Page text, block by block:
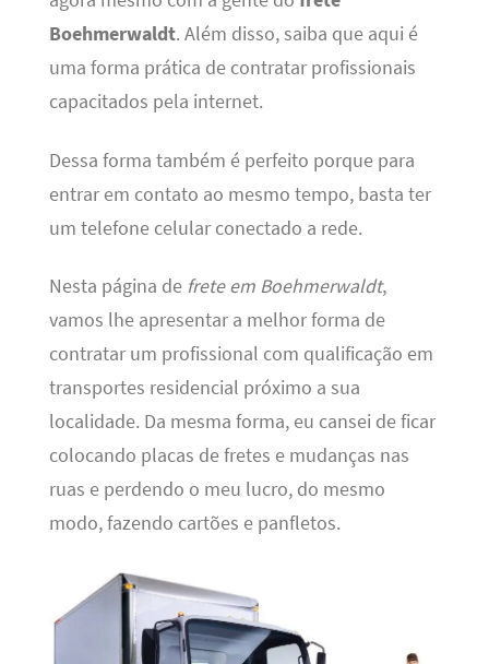
Boehmerwaldt. Além disso, saiba que aqui é
uma forma prática de contratar profissionais
capacitados pela internet.
Dessa forma também é perfeito porque para
entrar em contato ao mesmo tempo, basta ter
um telefone celular conectado a rede.
Nesta página de frete em Boehmerwaldt,
vamos lhe apresentar a melhor forma de
contratar um profissional com qualificação em
transportes residencial próximo a sua
localidade. Da mesma forma, eu cansei de ficar
colocando placas de fretes e mudanças nas
ruas e perdendo o meu lucro, do mesmo
modo, fazendo cartões e panfletos.